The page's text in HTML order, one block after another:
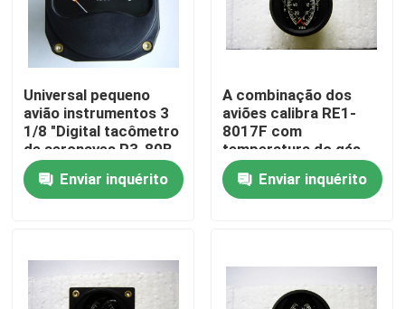
Casa
Sobre nós
Universal pequeno
avião instrumentos 3
1/8 "Digital tacômetro
de aeronaves R3-80B
Enviar inquérito
A combinação dos
aviões calibra RE1-
8017F com
temperatura do gás
de exaustão
Enviar inquérito